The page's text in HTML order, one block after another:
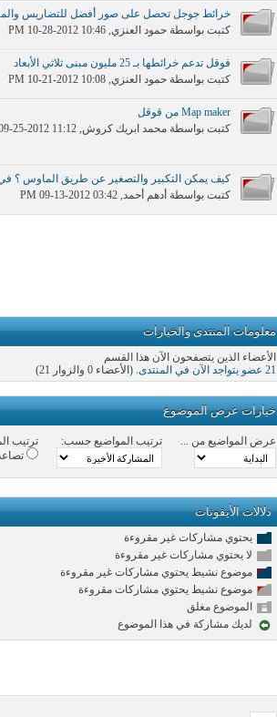
خرائط جوجل تحصل على صور أفضل للتضاريس
كتبت بواسطة حمود العنزي
قوقل تدعم خرائطها بـ 25 مليون مبنى ثلاثي الأبعاد
كتبت بواسطة حمود العنزي‏, 10-21-2012 10:08 PM
Map maker من قوقل
كتبت بواسطة محمد ابريك كروش‏, 09-25-2012 11:12 AM
كيف يمكن التكبير والتصغير عن طريق الماوس ؟
كتبت بواسطة أدهم أحمد‏, 09-13-2012 03:42 PM
معلومات المنتدى والخيارات
الأعضاء الذين يتصفحون الآن هذا القسم
21 عضو يتواجد الآن في المنتدى
. (الأعضاء 0 والزوار 21)
خيارات عرض الموضوع
عرض المواضيع من ... ترتيب المواضيع حسب:
ترتيب
دلالات الأيقونات
يحتوي مشاركات غير مقروءة
لا يحتوي مشاركات غير مقروءة
موضوع نشيط يحتوي مشاركات غير مقروءة
موضوع نشيط يحتوي مشاركات مقروءة
الموضوع مغلق
لديك مشاركة في هذا الموضوع